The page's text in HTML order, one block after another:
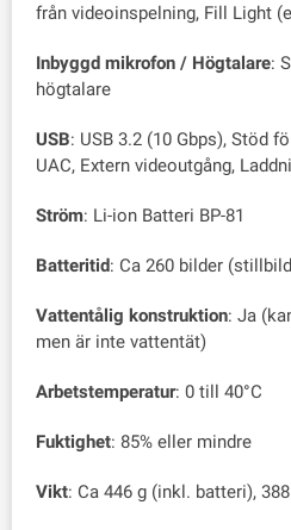
från videoinspelning, Fill Light
Inbyggd mikrofon / Högtalare:
högtalare
USB: USB 3.2 (10 Gbps), Stöd
UAC, Extern videoutgång,
Ström: Li-ion Batteri BP-81
Batteritid: Ca 260 bilder
Vattentålig konstruktion: Ja
men är inte vattentät)
Arbetstemperatur: 0 till 40°C
Fuktighet: 85% eller mindre
Vikt: Ca 446 g (inkl. batteri),